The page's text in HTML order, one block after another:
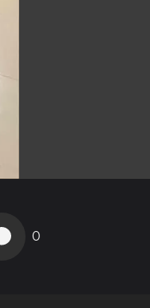
0